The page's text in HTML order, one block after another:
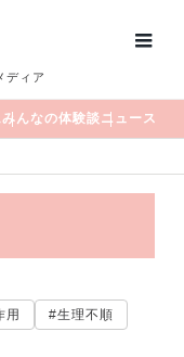
ディア
みんなの体験談ニュース
用 #生理不順